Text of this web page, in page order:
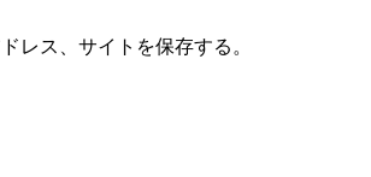
レス、サイトを保存する。